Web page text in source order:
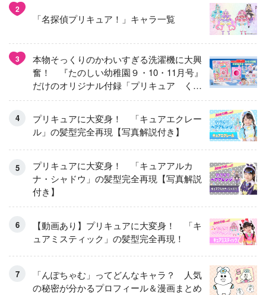
2
「名探偵プリキュア！」キャラ一覧
3
本物そっくりのかわいすぎる洗濯機に大興
奮！ 『たのしい幼稚園９・10・11月号』
だけのオリジナル付録「プリキュア くる
くるせんたくき」
プリキュアに大変身！ 「キュアエクレー
ル」の髪型完全再現【写真解説付き】
プリキュアに大変身！ 「キュアアルカ
ナ・シャドウ」の髪型完全再現【写真解説
付き】
【動画あり】プリキュアに大変身！ 「キ
ュアミスティック」の髪型完全再現！
「んぽちゃむ」ってどんなキャラ？ 人気
の秘密が分かるプロフィール＆漫画まとめ